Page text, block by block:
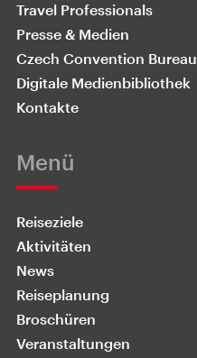
Travel Professionals
Presse & Medien
Czech Convention Bureau
Digitale Medienbibliothek
Kontakte
Menü
Reiseziele
Aktivitäten
News
Reiseplanung
Broschüren
Veranstaltungen